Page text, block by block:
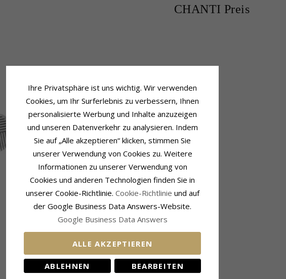
CHANTI Preis
Ihre Privatsphäre ist uns wichtig. Wir verwenden
Cookies, um Ihr Surferlebnis zu verbessern, Ihnen
personalisierte Werbung und Inhalte anzuzeigen
und unseren Datenverkehr zu analysieren. Indem
Sie auf „Alle akzeptieren“ klicken, stimmen Sie
unserer Verwendung von Cookies zu. Weitere
Informationen zu unserer Verwendung von
Cookies und anderen Technologien finden Sie in
unserer Cookie-Richtlinie. Cookie-Richtlinie und auf
der Google Business Data Answers-Website.
Google Business Data Answers
ALLE AKZEPTIEREN
ABLEHNEN BEARBEITEN